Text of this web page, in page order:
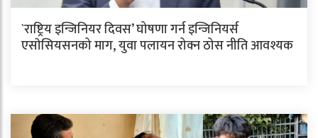
`राष्ट्रिय इन्जिनियर दिवस’ घोषणा गर्न इन्जिनियर्स
एसाेसियसनको माग, युवा पलायन रोक्न ठोस नीति आवश्यक